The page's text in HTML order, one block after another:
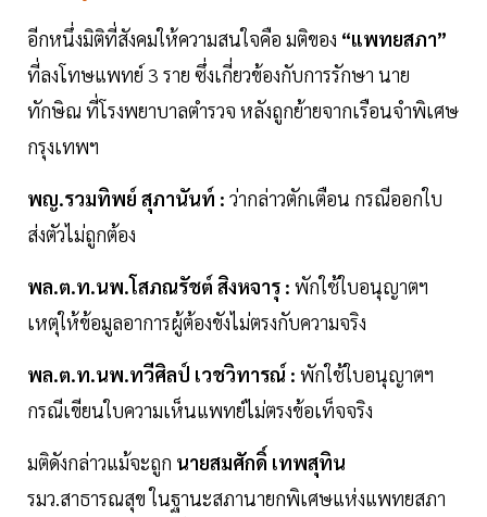
อีกหนึ่งมิติที่สังคมให้ความสนใจคือ มติของ “แพทยสภา”
ที่ลงโทษแพทย์ 3 ราย ซึ่งเกี่ยวข้องกับการรักษา นาย
ทักษิณ ที่โรงพยาบาลตำรวจ หลังถูกย้ายจากเรือนจำพิเศษ
กรุงเทพฯ
พญ.รวมทิพย์ สุภานันท์ : ว่ากล่าวตักเตือน กรณีออกใบ
ส่งตัวไม่ถูกต้อง
พล.ต.ท.นพ.โสภณรัชต์ สิงหจารุ : พักใช้ใบอนุญาตฯ
เหตุให้ข้อมูลอาการผู้ต้องขังไม่ตรงกับความจริง
พล.ต.ท.นพ.ทวีศิลป์ เวชวิทารณ์ : พักใช้ใบอนุญาตฯ
กรณีเขียนใบความเห็นแพทย์ไม่ตรงข้อเท็จจริง
มติดังกล่าวแม้จะถูก นายสมศักดิ์ เทพสุทิน
รมว.สาธารณสุข ในฐานะสภานายกพิเศษแห่งแพทยสภา